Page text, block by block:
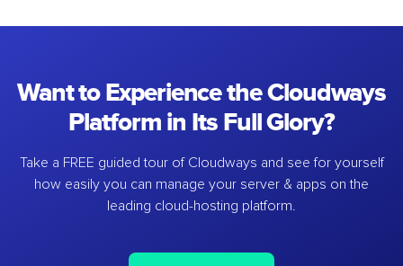
Want to Experience the Cloudways
Platform in Its Full Glory?
Take a FREE guided tour of Cloudways and see for yourself
how easily you can manage your server & apps on the
leading cloud-hosting platform.